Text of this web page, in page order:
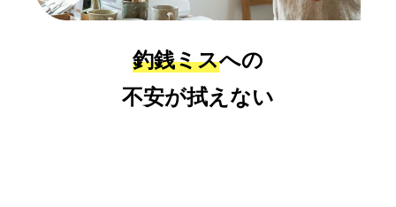
釣銭ミスへの
不安が拭えない